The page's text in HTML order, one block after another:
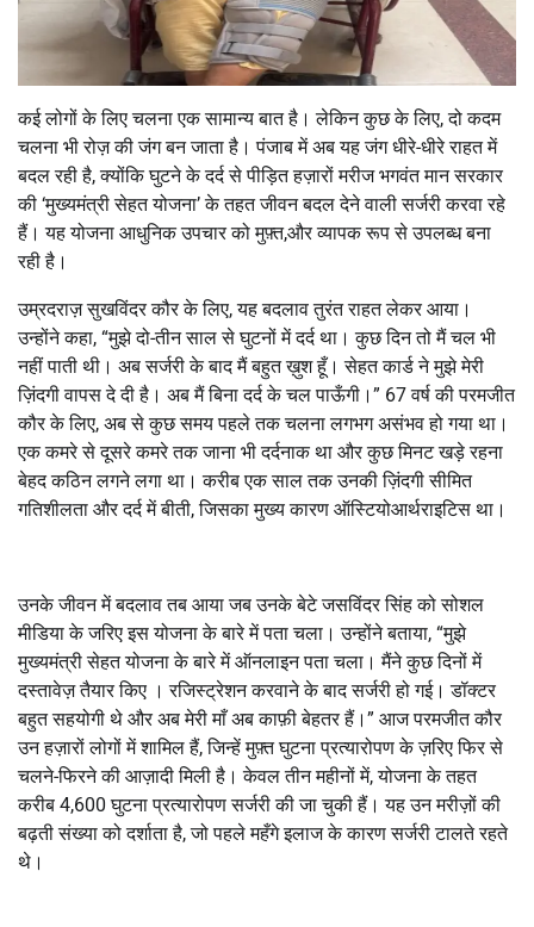
कई लोगों के लिए चलना एक सामान्य बात है। लेकिन कुछ के लिए, दो कदम
चलना भी रोज़ की जंग बन जाता है। पंजाब में अब यह जंग धीरे-धीरे राहत में
बदल रही है, क्योंकि घुटने के दर्द से पीड़ित हज़ारों मरीज भगवंत मान सरकार
की ‘मुख्यमंत्री सेहत योजना’ के तहत जीवन बदल देने वाली सर्जरी करवा रहे
हैं। यह योजना आधुनिक उपचार को मुफ़्त,और व्यापक रूप से उपलब्ध बना
रही है।
उम्रदराज़ सुखविंदर कौर के लिए, यह बदलाव तुरंत राहत लेकर आया।
उन्होंने कहा, “मुझे दो-तीन साल से घुटनों में दर्द था। कुछ दिन तो मैं चल भी
नहीं पाती थी। अब सर्जरी के बाद मैं बहुत ख़ुश हूँ। सेहत कार्ड ने मुझे मेरी
ज़िंदगी वापस दे दी है। अब मैं बिना दर्द के चल पाऊँगी।” 67 वर्ष की परमजीत
कौर के लिए, अब से कुछ समय पहले तक चलना लगभग असंभव हो गया था।
एक कमरे से दूसरे कमरे तक जाना भी दर्दनाक था और कुछ मिनट खड़े रहना
बेहद कठिन लगने लगा था। करीब एक साल तक उनकी ज़िंदगी सीमित
गतिशीलता और दर्द में बीती, जिसका मुख्य कारण ऑस्टियोआर्थराइटिस था।
उनके जीवन में बदलाव तब आया जब उनके बेटे जसविंदर सिंह को सोशल
मीडिया के जरिए इस योजना के बारे में पता चला। उन्होंने बताया, “मुझे
मुख्यमंत्री सेहत योजना के बारे में ऑनलाइन पता चला। मैंने कुछ दिनों में
दस्तावेज़ तैयार किए । रजिस्ट्रेशन करवाने के बाद सर्जरी हो गई। डॉक्टर
बहुत सहयोगी थे और अब मेरी माँ अब काफ़ी बेहतर हैं।” आज परमजीत कौर
उन हज़ारों लोगों में शामिल हैं, जिन्हें मुफ़्त घुटना प्रत्यारोपण के ज़रिए फिर से
चलने-फिरने की आज़ादी मिली है। केवल तीन महीनों में, योजना के तहत
करीब 4,600 घुटना प्रत्यारोपण सर्जरी की जा चुकी हैं। यह उन मरीज़ों की
बढ़ती संख्या को दर्शाता है, जो पहले महँगे इलाज के कारण सर्जरी टालते रहते
थे।